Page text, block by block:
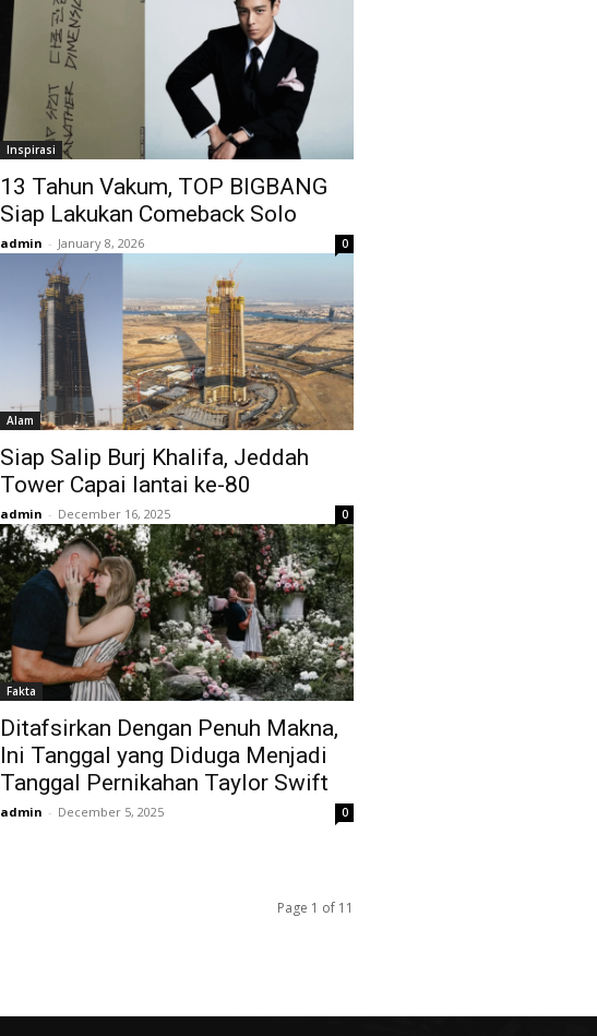
Inspirasi
13 Tahun Vakum, TOP BIGBANG
Siap Lakukan Comeback Solo
admin - January 8, 2026 0
Alam
Siap Salip Burj Khalifa, Jeddah
Tower Capai lantai ke-80
admin - December 16, 2025 0
Fakta
Ditafsirkan Dengan Penuh Makna,
Ini Tanggal yang Diduga Menjadi
Tanggal Pernikahan Taylor Swift
admin - December 5, 2025 0
Page 1 of 11